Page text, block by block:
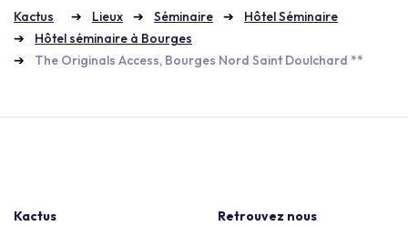
Kactus Lieux Séminaire
Hôtel Séminaire
Hôtel séminaire à Bourges
The Originals Access, Bourges Nord Saint Doulchard **
Kactus
Retrouvez nous